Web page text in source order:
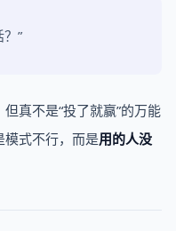
”
真不是“投了就赢”的万能
模式不行，而是用的人没